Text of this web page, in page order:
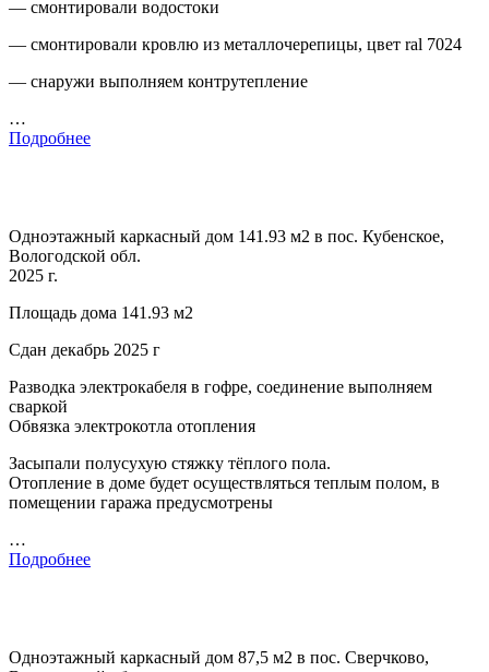
— смонтировали водостоки
— смонтировали кровлю из металлочерепицы, цвет ral 7024
— снаружи выполняем контрутепление
…
Подробнее
Одноэтажный каркасный дом 141.93 м2 в пос. Кубенское,
Вологодской обл.
2025 г.
Площадь дома 141.93 м2
Сдан декабрь 2025 г
Разводка электрокабеля в гофре, соединение выполняем
сваркой
Обвязка электрокотла отопления
Засыпали полусухую стяжку тёплого пола.
Отопление в доме будет осуществляться теплым полом, в
помещении гаража предусмотрены
…
Подробнее
Одноэтажный каркасный дом 87,5 м2 в пос. Сверчково,